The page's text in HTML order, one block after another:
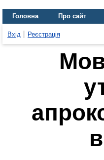
Головна Про сайт
Вхід Реєстрація